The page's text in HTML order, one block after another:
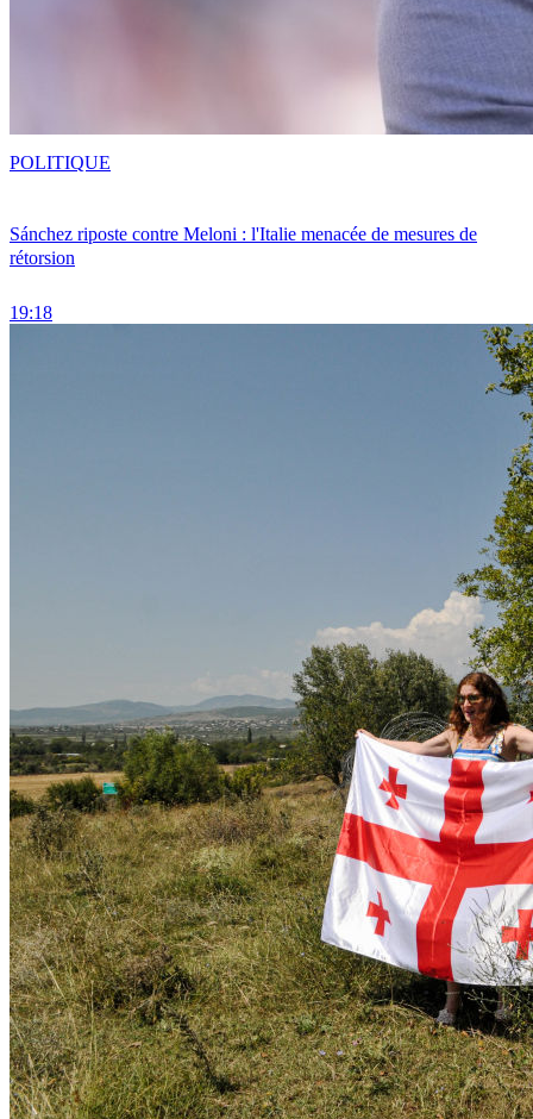
Sánchez riposte contre Meloni : l'Italie menacée de mesures de
rétorsion
19:18
POLITIQUE